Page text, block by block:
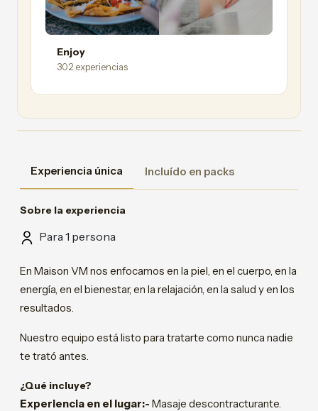
Enjoy
302 experiencias
Experiencia única Incluído en packs
Sobre la experiencia
Para 1 persona
En Maison VM nos enfocamos en la piel, en el cuerpo, en la
energía, en el bienestar, en la relajación, en la salud y en los
resultados.
Nuestro equipo está listo para tratarte como nunca nadie
te trató antes.
¿Qué incluye?
Experiencia en el lugar:- Masaje descontracturante.